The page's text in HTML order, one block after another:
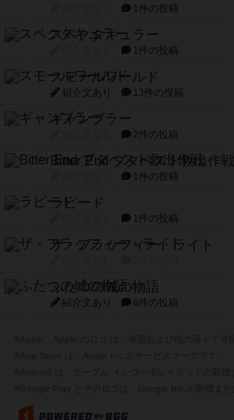
1件の投稿
スペクタキュラー
1件の投稿
スモールワールド
紹介文あり 13件の投稿
ギャンブラー
2件の投稿
Bitter End ブタペスト救出作戦
1件の投稿
ラピード
1件の投稿
ザ・フラッフィー・ライト
ふたつの城の物語
紹介文あり 6件の投稿